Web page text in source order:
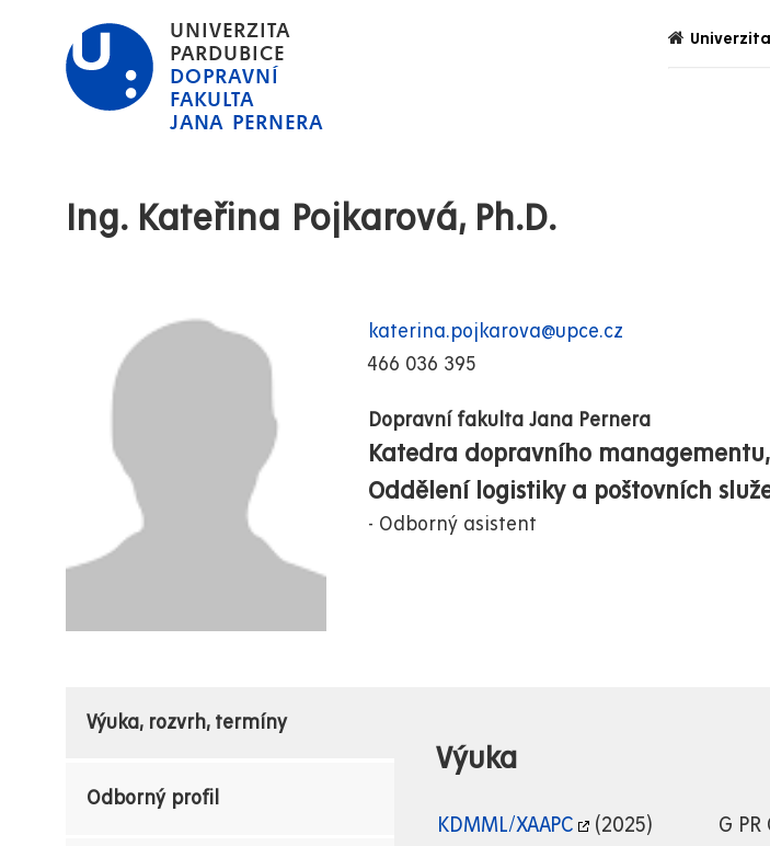
hlavnímu
UNIVERZITA
PARDUBICE
DOPRAVNÍ
FAKULTA
JANA PERNERA
Ing. Kateřina Pojkarová, Ph.D.
katerina.pojkarova@upce.cz
466 036 395
Dopravní fakulta Jana Pernera
Katedra dopravního
Oddělení logistiky a poštovních
Odborný asistent
Výuka, rozvrh, termíny
Odborný profil
Výuka
KDMML/XAAPC (2025)
G PR